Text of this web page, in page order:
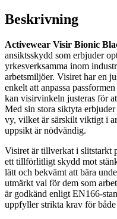
Beskrivning
Activewear Visir Bionic
ansiktsskydd som erbjuder
yrkesverksamma inom
arbetsmiljöer. Visiret har en
enkelt att anpassa
kan visirvinkeln justeras för
Med sin stora siktyta
vy, vilket är särskilt viktigt i
uppsikt är nödvändig.
Visiret är tillverkat i slitstarkt
ett tillförlitligt skydd mot
lätt och bekvämt att bära
utmärkt val för dem som
är godkänd enligt EN166-
uppfyller strikta krav för